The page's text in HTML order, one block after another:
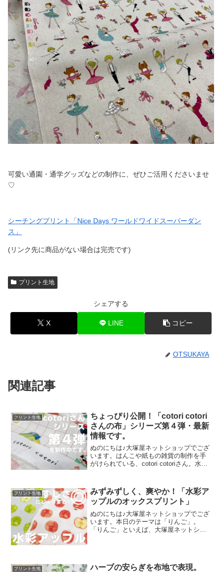
可愛い通園・通学グッズなどの制作に、ぜひご活用くださいませ
♡
シーチングプリント「Nice Days ワールドワイドスーパーダン
ス」
(リンク先に商品がない場合は完売です)
プリント生地
シェアする
X LINE コピー
OTSUKAYA
関連記事
プリント生地
ちょっぴり公開！「cotori cotori
さんの布」シリーズ第４弾・最新
情報です。
ぬのにちは♪大塚屋ネットショップでござ
います。はんこや紙もの雑貨の制作を手
がけられている、cotori cotoriさん。水彩
開されています。cotori cotori
プリント生地
みずみずしく、爽やか！「水彩ア
ップルのオックスプリント」
ぬのにちは♪大塚屋ネットショップでござ
います。本日のテーマは「りんご」。
「りんご」といえば、大塚屋ネットショ
のオックスプリント」です
プリント生地
ハーブの安らぎを布地で表現。